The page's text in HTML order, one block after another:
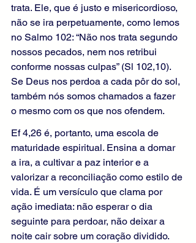
trata. Ele, que é justo e misericordioso,
não se ira perpetuamente, como lemos
no Salmo 102: “Não nos trata segundo
nossos pecados, nem nos retribui
conforme nossas culpas” (Sl 102,10).
Se Deus nos perdoa a cada pôr do sol,
também nós somos chamados a fazer
o mesmo com os que nos ofendem.
Ef 4,26 é, portanto, uma escola de
maturidade espiritual. Ensina a domar
a ira, a cultivar a paz interior e a
valorizar a reconciliação como estilo de
vida. É um versículo que clama por
ação imediata: não esperar o dia
seguinte para perdoar, não deixar a
noite cair sobre um coração dividido.